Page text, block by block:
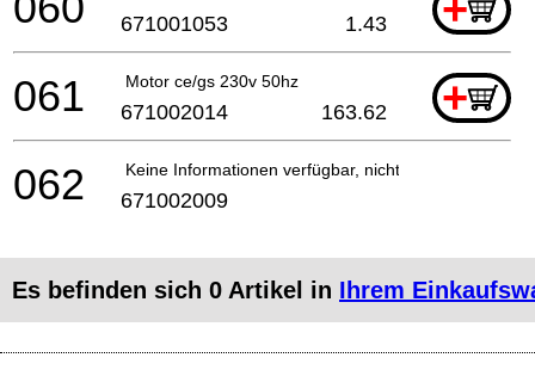
671001053 1.43
Motor ce/gs 230v 50hz +
061 671002014 163.62
Keine Informationen verfügbar, nicht bestellbar
062 671002009
Es befinden sich 0 Artikel in Ihrem